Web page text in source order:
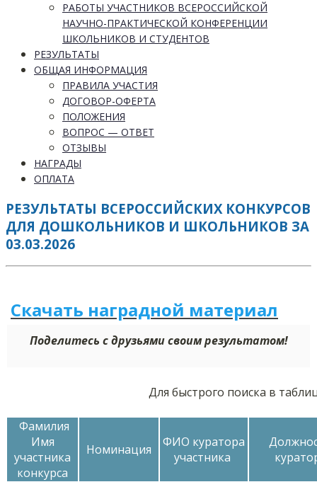
РАБОТЫ УЧАСТНИКОВ ВСЕРОССИЙСКОЙ
НАУЧНО-ПРАКТИЧЕСКОЙ КОНФЕРЕНЦИИ
ШКОЛЬНИКОВ И СТУДЕНТОВ
РЕЗУЛЬТАТЫ
ОБЩАЯ ИНФОРМАЦИЯ
ПРАВИЛА УЧАСТИЯ
ДОГОВОР-ОФЕРТА
ПОЛОЖЕНИЯ
ВОПРОС — ОТВЕТ
ОТЗЫВЫ
НАГРАДЫ
ОПЛАТА
РЕЗУЛЬТАТЫ ВСЕРОССИЙСКИХ КОНКУРСОВ
ДЛЯ ДОШКОЛЬНИКОВ И ШКОЛЬНИКОВ ЗА
03.03.2026
Скачать наградной материал
Поделитесь с друзьями своим результатом!
Для быстрого поиска в
Фамилия
Имя
участника
конкурса
Номинация
ФИО куратора
участника